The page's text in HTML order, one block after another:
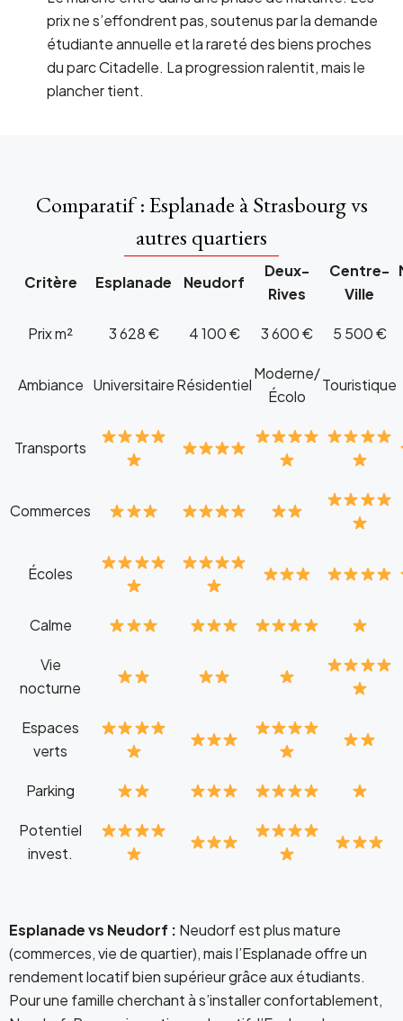
prix ne s’effondrent pas, soutenus par la demande
étudiante annuelle et la rareté des biens proches
du parc Citadelle. La progression ralentit, mais le
plancher tient.
Comparatif : Esplanade à Strasbourg vs
autres quartiers
Critère Esplanade Neudorf
Deux-
Rives
Centre-
Ville
Prix m² 3 628 € 4 100 € 3 600 € 5 500 €
Ambiance UniversitaireRésidentiel
Moderne/
Écolo
Touristique
Transports
Commerces
Écoles
Calme
Vie
nocturne
Espaces
verts
Parking
Potentiel
invest.
Esplanade vs Neudorf : Neudorf est plus mature
(commerces, vie de quartier), mais l’Esplanade offre un
rendement locatif bien supérieur grâce aux étudiants.
Pour une famille cherchant à s’installer confortablement,